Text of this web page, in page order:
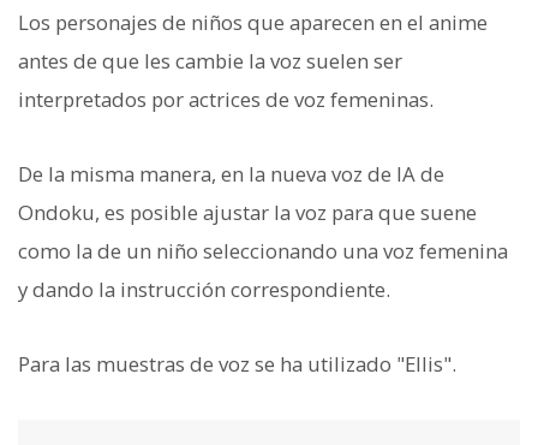
Los personajes de niños que aparecen en el anime
antes de que les cambie la voz suelen ser
interpretados por actrices de voz femeninas.
De la misma manera, en la nueva voz de IA de
Ondoku, es posible ajustar la voz para que suene
como la de un niño seleccionando una voz femenina
y dando la instrucción correspondiente.
Para las muestras de voz se ha utilizado "Ellis".